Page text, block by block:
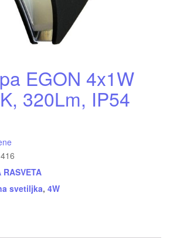
EGON 4x1W
320Lm, IP54
RASVETA
svetiljka, 4W